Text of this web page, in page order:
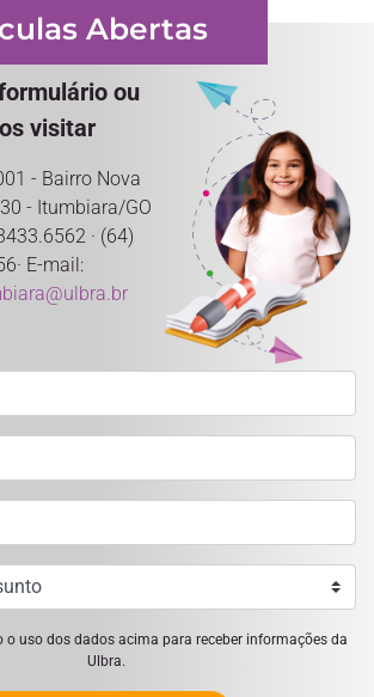
Abertas
ou
visitar
- Bairro Nova
- Itumbiara/GO
· (64)
E-mail:
o uso dos dados acima para receber informações da
Ulbra.